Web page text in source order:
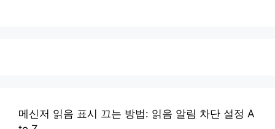
메신저 읽음 표시 끄는 방법: 읽음 알림 차단 설정 A